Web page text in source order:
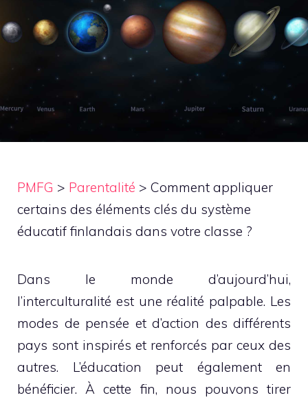
PMFG > Parentalité > Comment appliquer
certains des éléments clés du système
éducatif finlandais dans votre classe ?
Dans le monde d’aujourd’hui,
l’interculturalité est une réalité palpable. Les
modes de pensée et d’action des différents
pays sont inspirés et renforcés par ceux des
autres. L’éducation peut également en
bénéficier. À cette fin, nous pouvons tirer